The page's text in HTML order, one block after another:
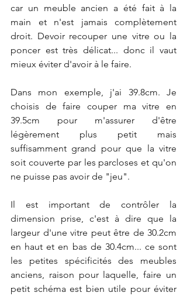
car un meuble ancien a été fait à la
main et n'est jamais complètement
droit. Devoir recouper une vitre ou la
poncer est très délicat... donc il vaut
mieux éviter d'avoir à le faire.
Dans mon exemple, j'ai 39.8cm. Je
choisis de faire couper ma vitre en
39.5cm pour m'assurer d'être
légèrement plus petit mais
suffisamment grand pour que la vitre
soit couverte par les parcloses et qu'on
ne puisse pas avoir de "jeu".
Il est important de contrôler la
dimension prise, c'est à dire que la
largeur d'une vitre peut être de 30.2cm
en haut et en bas de 30.4cm... ce sont
les petites spécificités des meubles
anciens, raison pour laquelle, faire un
petit schéma est bien utile pour éviter